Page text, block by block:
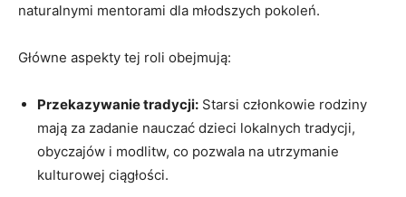
naturalnymi mentorami dla młodszych pokoleń.
Główne aspekty tej roli obejmują:
Przekazywanie tradycji: Starsi członkowie rodziny
mają za zadanie nauczać dzieci lokalnych tradycji,
obyczajów i modlitw, co pozwala na utrzymanie
kulturowej ciągłości.